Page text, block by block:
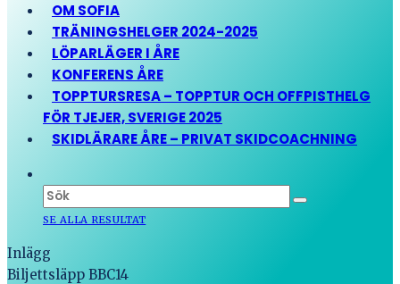
OM SOFIA
TRÄNINGSHELGER 2024-2025
LÖPARLÄGER I ÅRE
KONFERENS ÅRE
TOPPTURSRESA – TOPPTUR OCH OFFPISTHELG
FÖR TJEJER, SVERIGE 2025
SKIDLÄRARE ÅRE – PRIVAT SKIDCOACHNING
SE ALLA RESULTAT
Inlägg
Biljettsläpp BBC14